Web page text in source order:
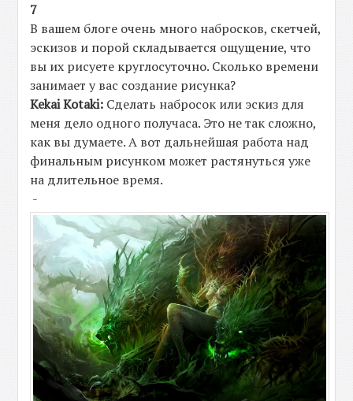
7
В вашем блоге очень много набросков, скетчей,
эскизов и порой складывается ощущение, что
вы их рисуете круглосуточно. Сколько времени
занимает у вас создание рисунка?
Kekai Kotaki: Сделать набросок или эскиз для
меня дело одного получаса. Это не так сложно,
как вы думаете. А вот дальнейшая работа над
финальным рисунком может растянуться уже
на длительное время.
-